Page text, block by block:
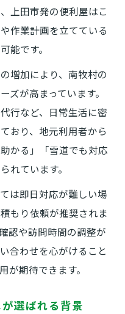
で信頼される理由
イントを探る
牧村へ行くルート解
点を具体的にシミュ
牧村へ伺う際の注意
村へ到達できる工夫
形とアクセス事情
便利屋依頼時の注意
確な読み方を確認
上田市発の便利屋はこ
作業計画を立てている
能です。
増加により、南牧村の
ズが高まっています。
行など、日常生活に密
おり、地元利用者から
かる」「雪道でも対応
れています。
は即日対応が難しい場
もり依頼が推奨されま
認や訪問時間の調整が
合わせを心がけること
が期待できます。
選ばれる背景